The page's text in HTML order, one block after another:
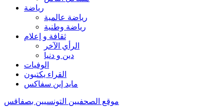
رياضة
رياضة عالمية
رياضة وطنية
ثقافة و إعلام
الرأي الآخر
دين و دنيا
الوفيات
القراء يكتبون
مايد إين سفاكس
موقع الصحفيين التونسيين بصفاقس